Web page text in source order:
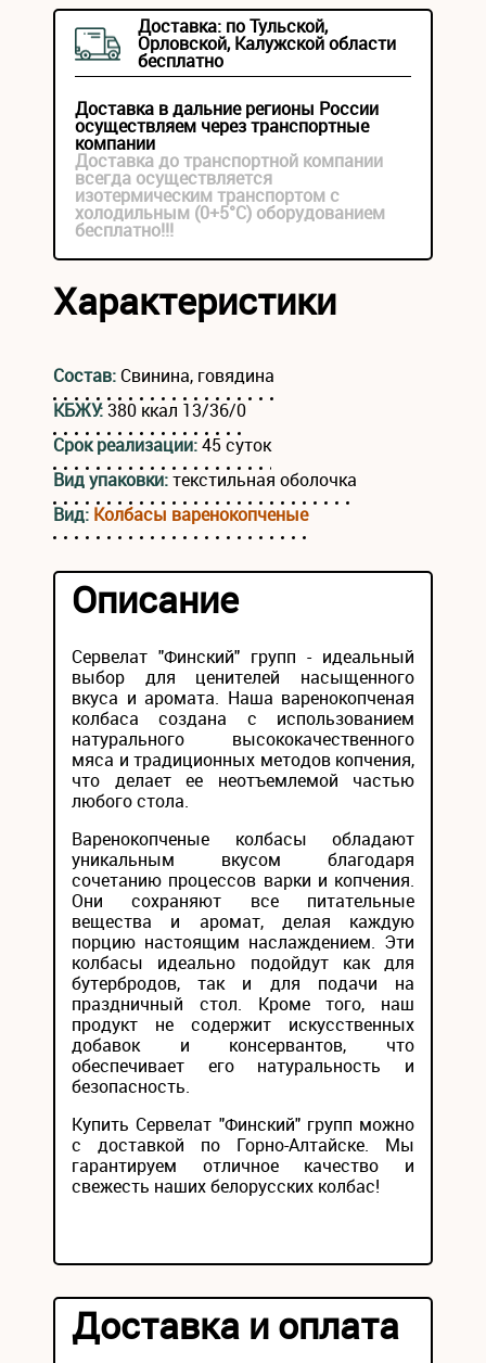
Доставка: по Тульской,
Орловской, Калужской области
бесплатно
Доставка в дальние регионы России
осуществляем через транспортные
компании
Доставка до транспортной компании
всегда осуществляется
изотермическим транспортом с
холодильным (0+5°С) оборудованием
бесплатно!!!
Характеристики
Состав: Свинина, говядина
КБЖУ:380 ккал 13/36/0
Срок реализации:45 суток
Вид упаковки:текстильная оболочка
Вид: Колбасы варенокопченые
Описание
Сервелат "Финский" групп - идеальный
выбор для ценителей насыщенного
вкуса и аромата. Наша варенокопченая
колбаса создана с использованием
натурального высококачественного
мяса и традиционных методов копчения,
что делает ее неотъемлемой частью
любого стола.
Варенокопченые колбасы обладают
уникальным вкусом благодаря
сочетанию процессов варки и копчения.
Они сохраняют все питательные
вещества и аромат, делая каждую
порцию настоящим наслаждением. Эти
колбасы идеально подойдут как для
бутербродов, так и для подачи на
праздничный стол. Кроме того, наш
продукт не содержит искусственных
добавок и консервантов, что
обеспечивает его натуральность и
безопасность.
Купить Сервелат "Финский" групп можно
с доставкой по Горно-Алтайске. Мы
гарантируем отличное качество и
свежесть наших белорусских колбас!
Доставка и оплата